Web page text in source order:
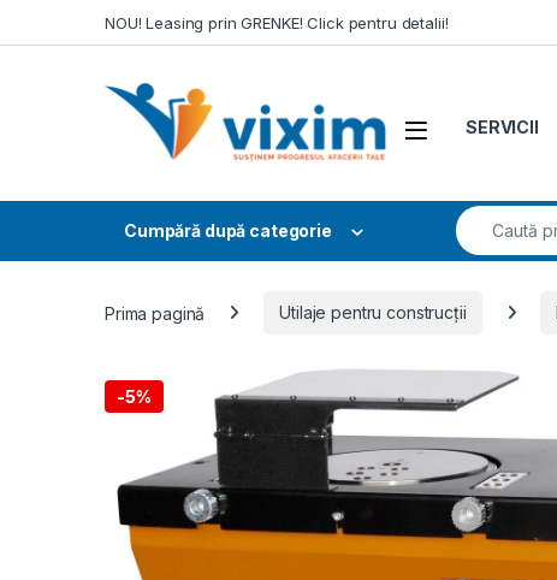
NOU! Leasing prin GRENKE! Click pentru detalii!
SERVICII
Cumpără după categorie
Search for:
Prima pagină Utilaje pentru construcții
-5%